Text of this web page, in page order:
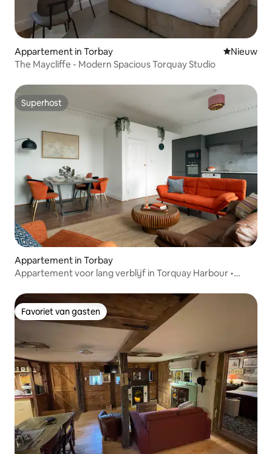
Appartement in Torbay Nieuwe
Nieuw
The Maycliffe - Modern Spacious Torquay Studio
Superhost
Superhost
Appartement in Torbay
Appartement voor lang verblijf in Torquay Harbour •
Favoriet van gasten
Favoriet van gasten